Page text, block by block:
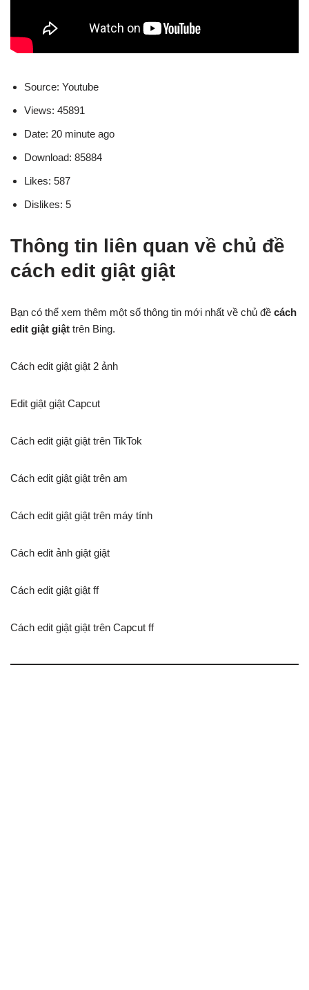
Source: Youtube
Views: 45891
Date: 20 minute ago
Download: 85884
Likes: 587
Dislikes: 5
Thông tin liên quan về chủ đề
cách edit giật giật
Bạn có thể xem thêm một số thông tin mới nhất về chủ đề cách
edit giật giật trên Bing.
Cách edit giật giật 2 ảnh
Edit giật giật Capcut
Cách edit giật giật trên TikTok
Cách edit giật giật trên am
Cách edit giật giật trên máy tính
Cách edit ảnh giật giật
Cách edit giật giật ff
Cách edit giật giật trên Capcut ff